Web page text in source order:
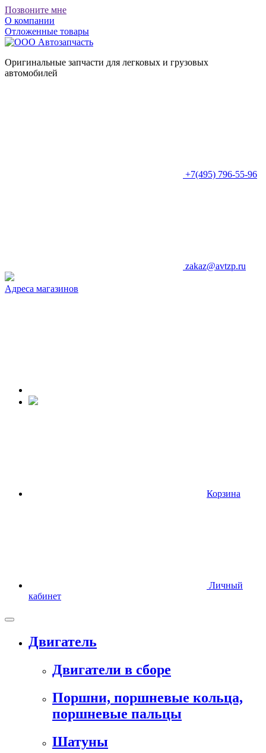
Позвоните мне
О компании
Отложенные товары
Оригинальные запчасти для легковых и грузовых
автомобилей
+7(495) 796-55-96
zakaz@avtzp.ru
Адреса магазинов
Корзина
Личный
кабинет
Двигатель
Двигатели в сборе
Поршни, поршневые кольца,
поршневые пальцы
Шатуны